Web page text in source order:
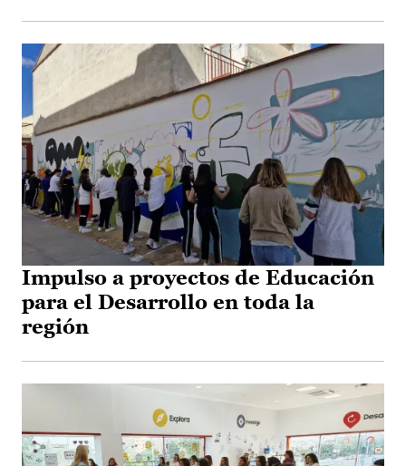
Impulso a proyectos de Educación
para el Desarrollo en toda la
región